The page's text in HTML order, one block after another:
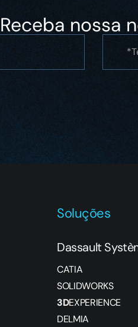
Receba nossa
Soluções
Dassault
CATIA
SOLIDWORKS
3DEXPERIENCE
DELMIA